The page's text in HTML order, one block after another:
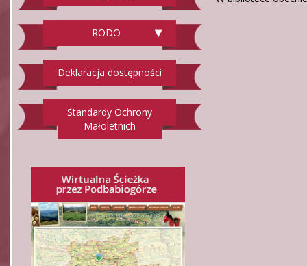
RODO
Deklaracja dostępności
Standardy Ochrony
Małoletnich